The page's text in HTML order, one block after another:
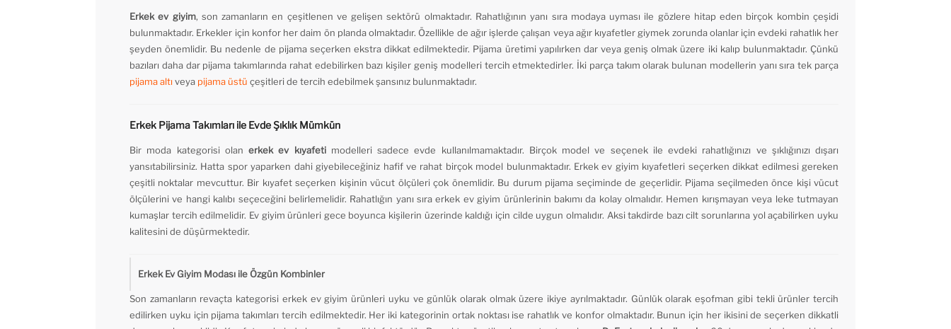
Erkek ev giyim, son zamanların en çeşitlenen ve gelişen sektörü olmaktadır. Rahatlığının yanı sıra modaya uyması ile gözlere hitap eden birçok kombin çeşidi
bulunmaktadır. Erkekler için konfor her daim ön planda olmaktadır. Özellikle de ağır işlerde çalışan veya ağır kıyafetler giymek zorunda olanlar için evdeki rahatlık her
şeyden önemlidir. Bu nedenle de pijama seçerken ekstra dikkat edilmektedir. Pijama üretimi yapılırken dar veya geniş olmak üzere iki kalıp bulunmaktadır. Çünkü
bazıları daha dar pijama takımlarında rahat edebilirken bazı kişiler geniş modelleri tercih etmektedirler. İki parça takım olarak bulunan modellerin yanı sıra tek parça
pijama altıveya pijama üstü çeşitleri de tercih edebilmek şansınız bulunmaktadır.
Erkek Pijama Takımları ile Evde Şıklık Mümkün
Bir moda kategorisi olan erkek ev kıyafetimodelleri sadece evde kullanılmamaktadır. Birçok model ve seçenek ile evdeki rahatlığınızı ve şıklığınızı dışarı
yansıtabilirsiniz. Hatta spor yaparken dahi giyebileceğiniz hafif ve rahat birçok model bulunmaktadır. Erkek ev giyim kıyafetleri seçerken dikkat edilmesi gereken
çeşitli noktalar mevcuttur. Bir kıyafet seçerken kişinin vücut ölçüleri çok önemlidir. Bu durum pijama seçiminde de geçerlidir. Pijama seçilmeden önce kişi vücut
ölçülerini ve hangi kalıbı seçeceğini belirlemelidir. Rahatlığın yanı sıra erkek ev giyim ürünlerinin bakımı da kolay olmalıdır. Hemen kırışmayan veya leke tutmayan
kumaşlar tercih edilmelidir. Ev giyim ürünleri gece boyunca kişilerin üzerinde kaldığı için cilde uygun olmalıdır. Aksi takdirde bazı cilt sorunlarına yol açabilirken uyku
kalitesini de düşürmektedir.
Erkek Ev Giyim Modası ile Özgün Kombinler
Son zamanların revaçta kategorisi erkek ev giyim ürünleri uyku ve günlük olarak olmak üzere ikiye ayrılmaktadır. Günlük olarak eşofman gibi tekli ürünler tercih
edilirken uyku için pijama takımları tercih edilmektedir. Her iki kategorinin ortak noktası ise rahatlık ve konfor olmaktadır. Bunun için her ikisini de seçerken dikkatli